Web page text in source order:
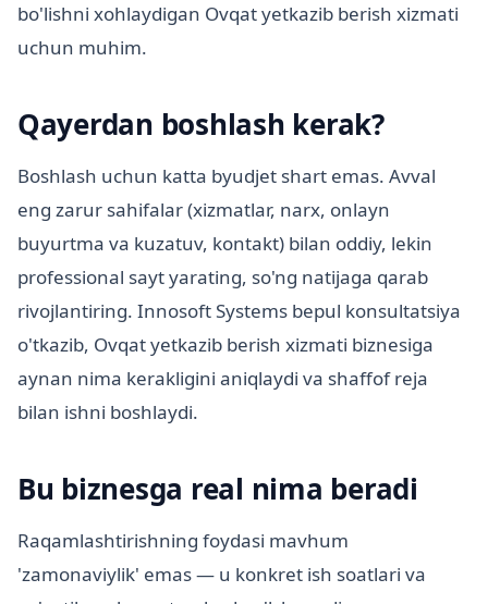
bo'lishni xohlaydigan Ovqat yetkazib berish xizmati
uchun muhim.
Qayerdan boshlash kerak?
Boshlash uchun katta byudjet shart emas. Avval
eng zarur sahifalar (xizmatlar, narx, onlayn
buyurtma va kuzatuv, kontakt) bilan oddiy, lekin
professional sayt yarating, so'ng natijaga qarab
rivojlantiring. Innosoft Systems bepul konsultatsiya
o'tkazib, Ovqat yetkazib berish xizmati biznesiga
aynan nima kerakligini aniqlaydi va shaffof reja
bilan ishni boshlaydi.
Bu biznesga real nima beradi
Raqamlashtirishning foydasi mavhum
'zamonaviylik' emas — u konkret ish soatlari va